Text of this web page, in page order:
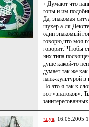
« Думают что
гопы и им
Да, знакомая
шухер а-ля
один знакомый
говорю,что моя
говорит:"Чтобы
них типа
душе какой-то
думает так же
панк-культурой
Но это я так к
вот «знатоков».
julya , 16.05.2005